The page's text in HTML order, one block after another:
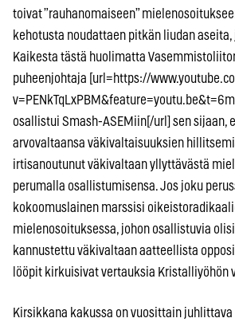
toivat ”rauhanomaiseen”
kehotusta noudattaen pitkän liudan
Kaikesta tästä huolimatta
puheenjohtaja [url=https://
osallistui Smash-ASEMiin[/url] sen sijaan,
arvovaltaansa väkivaltaisuuksien
irtisanoutunut väkivaltaan yllyttävästä
perumalla osallistumisensa. Jos joku
kokoomuslainen marssisi
mielenosoituksessa, johon osallistuvia
kannustettu väkivaltaan aatteellista
lööpit kirkuisivat vertauksia Kristalliyöhön
Kirsikkana kakussa on vuosittain